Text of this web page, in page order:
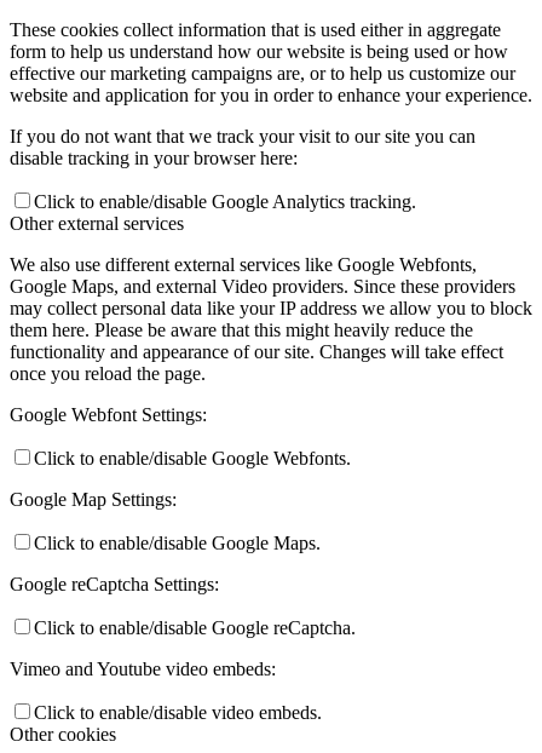
These cookies collect information that is used either in aggregate
form to help us understand how our website is being used or how
effective our marketing campaigns are, or to help us customize our
website and application for you in order to enhance your experience.
If you do not want that we track your visit to our site you can
disable tracking in your browser here:
Click to enable/disable Google Analytics tracking.
Other external services
We also use different external services like Google Webfonts,
Google Maps, and external Video providers. Since these providers
may collect personal data like your IP address we allow you to block
them here. Please be aware that this might heavily reduce the
functionality and appearance of our site. Changes will take effect
once you reload the page.
Google Webfont Settings:
Click to enable/disable Google Webfonts.
Google Map Settings:
Click to enable/disable Google Maps.
Google reCaptcha Settings:
Click to enable/disable Google reCaptcha.
Vimeo and Youtube video embeds:
Click to enable/disable video embeds.
Other cookies